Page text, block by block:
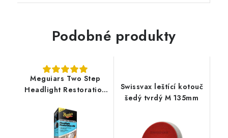
Podobné produkty
Meguiars Two Step
Headlight Restoration
středně poškozených
světlometů
Swissvax leštící kotouč
šedý tvrdý M 135mm